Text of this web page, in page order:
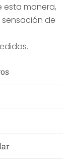
esta manera,
de